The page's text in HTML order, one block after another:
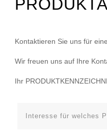
Kontaktieren Sie uns für
Wir freuen uns auf Ihre
Ihr